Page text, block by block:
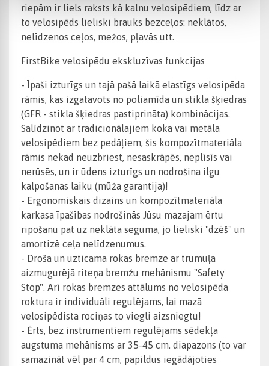
riepām ir liels raksts kā kalnu velosipēdiem, līdz ar
to velosipēds lieliski brauks bezceļos: neklātos,
nelīdzenos ceļos, mežos, pļavās utt.
FirstBike velosipēdu ekskluzīvas funkcijas
- Īpaši izturīgs un tajā pašā laikā elastīgs velosipēda
rāmis, kas izgatavots no poliamīda un stikla šķiedras
(GFR - stikla šķiedras pastiprināta) kombinācijas.
Salīdzinot ar tradicionālajiem koka vai metāla
velosipēdiem bez pedāļiem, šis kompozītmateriāla
rāmis nekad neuzbriest, nesaskrāpēs, neplīsīs vai
nerūsēs, un ir ūdens izturīgs un nodrošina ilgu
kalpošanas laiku (mūža garantija)!
- Ergonomiskais dizains un kompozītmateriāla
karkasa īpašības nodrošinās Jūsu mazajam ērtu
ripošanu pat uz neklāta seguma, jo lieliski "dzēš" un
amortizē ceļa nelīdzenumus.
- Droša un uzticama rokas bremze ar trumuļa
aizmugurējā riteņa bremžu mehānismu "Safety
Stop". Arī rokas bremzes attālums no velosipēda
roktura ir individuāli regulējams, lai mazā
velosipēdista rociņas to viegli aizsniegtu!
- Ērts, bez instrumentiem regulējams sēdekļa
augstuma mehānisms ar 35-45 cm. diapazons (to var
samazināt vēl par 4 cm, papildus iegādājoties